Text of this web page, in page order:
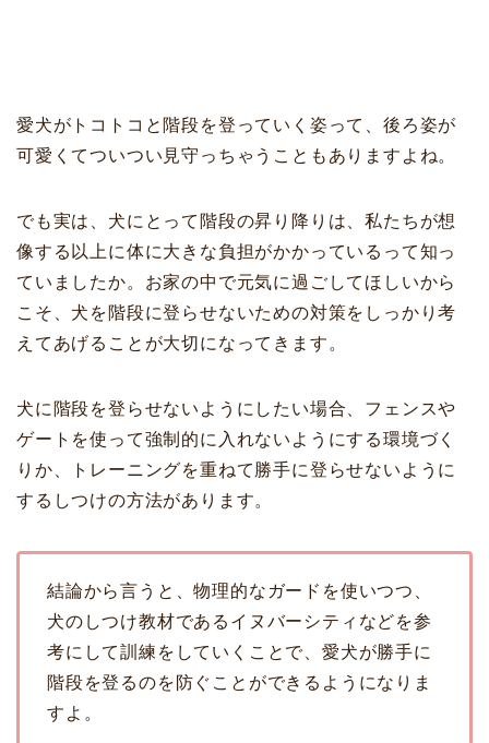
愛犬がトコトコと階段を登っていく姿って、後ろ姿が
可愛くてついつい見守っちゃうこともありますよね。
でも実は、犬にとって階段の昇り降りは、私たちが想
像する以上に体に大きな負担がかかっているって知っ
ていましたか。お家の中で元気に過ごしてほしいから
こそ、犬を階段に登らせないための対策をしっかり考
えてあげることが大切になってきます。
犬に階段を登らせないようにしたい場合、フェンスや
ゲートを使って強制的に入れないようにする環境づく
りか、トレーニングを重ねて勝手に登らせないように
するしつけの方法があります。
結論から言うと、物理的なガードを使いつつ、
犬のしつけ教材であるイヌバーシティなどを参
考にして訓練をしていくことで、愛犬が勝手に
階段を登るのを防ぐことができるようになりま
すよ。